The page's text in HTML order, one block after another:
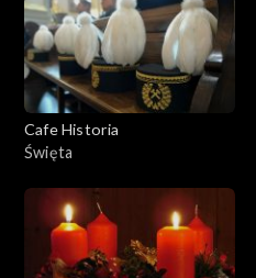
Cafe Historia
Święta